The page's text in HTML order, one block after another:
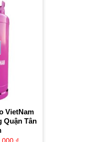
VietNam
Quận Tân